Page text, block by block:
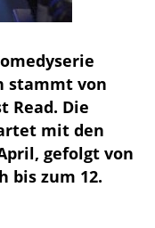
stammt von
Read. Die
mit den
gefolgt von
bis zum 12.